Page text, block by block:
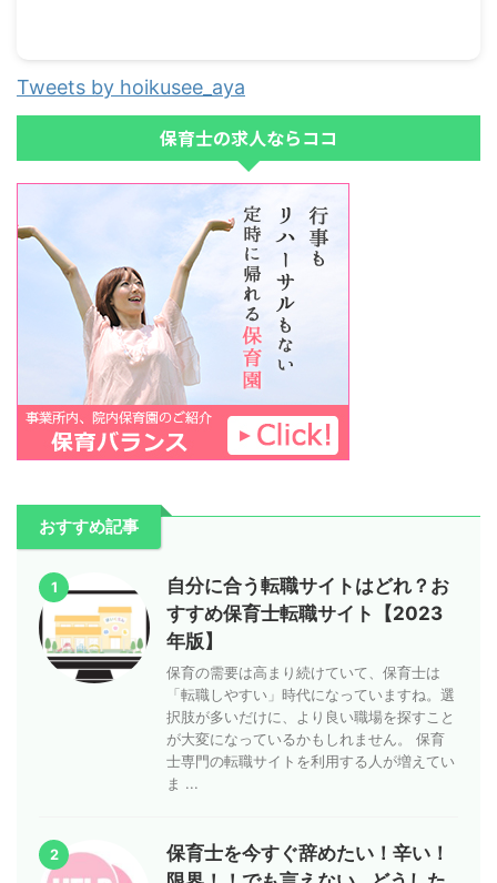
Tweets by hoikusee_aya
保育士の求人ならココ
おすすめ記事
1
自分に合う転職サイトはどれ？お
すすめ保育士転職サイト【2023
年版】
保育の需要は高まり続けていて、保育士は
「転職しやすい」時代になっていますね。選
択肢が多いだけに、より良い職場を探すこと
が大変になっているかもしれません。 保育
士専門の転職サイトを利用する人が増えてい
ま ...
2
保育士を今すぐ辞めたい！辛い！